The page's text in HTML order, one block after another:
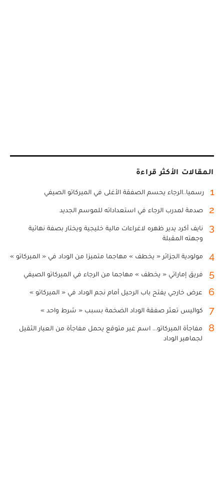
المقالات الأكثر قراءة
1 رسميا..الرجاء يحسم الصفقة الأغلى في الميركاتو الصيفي
2 صدمة لمدرب الرجاء في استعداداته للموسم الجديد
3
نايف أكرد يدير ظهره لاغراءات مالية خليجية ويختار بصفة نهائية
وجهته المقبلة
4 مولودية الجزائر « يخطف » مهاجما متميزا من الوداد في « الميركاتو »
5 فريق إماراتي « يخطف » مهاجما من الرجاء في الميركاتو الصيفي
6 عرض خارجي يفتح باب الرحيل أمام نجم الوداد في « الميركاتو »
7 كواليس تعثر صفقة الوداد الضخمة بسبب « شرط واحد »
8
مفاجأة الميركاتو... اسم غير متوقع يحمل مفاجأة من العيار الثقيل
لجماهير الوداد